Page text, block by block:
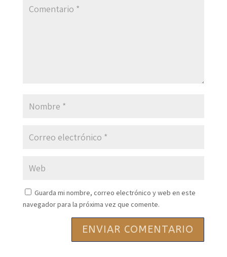
Guarda mi nombre, correo electrónico y web en este
navegador para la próxima vez que comente.